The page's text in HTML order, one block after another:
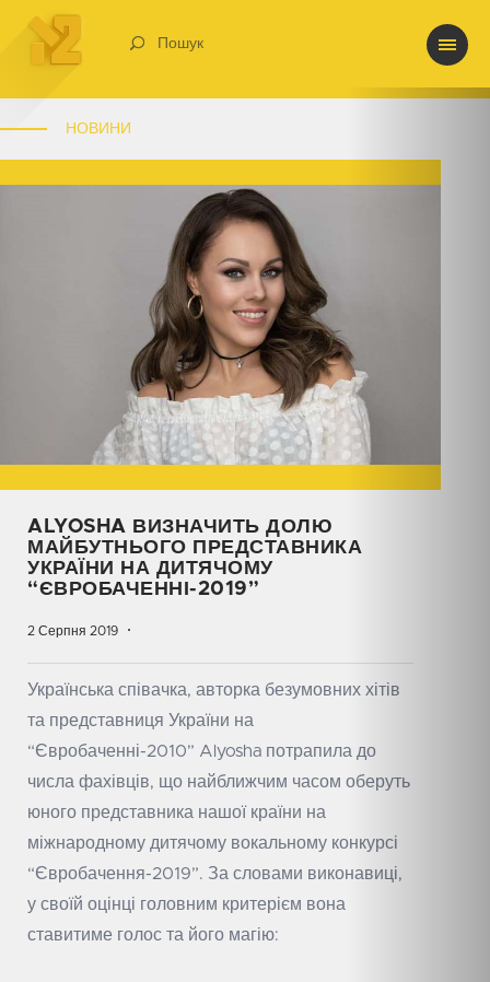
Пошук
НОВИНИ
ALYOSHA ВИЗНАЧИТЬ ДОЛЮ
МАЙБУТНЬОГО ПРЕДСТАВНИКА
УКРАЇНИ НА ДИТЯЧОМУ
“ЄВРОБАЧЕННІ-2019”
2 Серпня 2019
Українська співачка, авторка безумовних хітів
та представниця України на
“Євробаченні-2010” Alyosha потрапила до
числа фахівців, що найближчим часом оберуть
юного представника нашої країни на
міжнародному дитячому вокальному конкурсі
“Євробачення-2019”. За словами виконавиці,
у своїй оцінці головним критерієм вона
ставитиме голос та його магію: